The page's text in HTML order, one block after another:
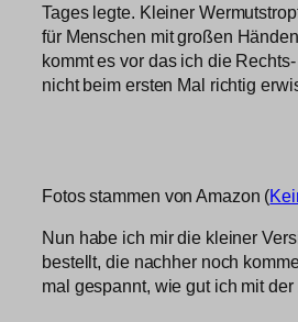
Tages legte. Kleiner
für Menschen mit großen
kommt es vor das ich die
nicht beim ersten Mal richtig
Fotos stammen von Amazon (
Nun habe ich mir die kleiner
bestellt, die nachher noch
mal gespannt, wie gut ich mit